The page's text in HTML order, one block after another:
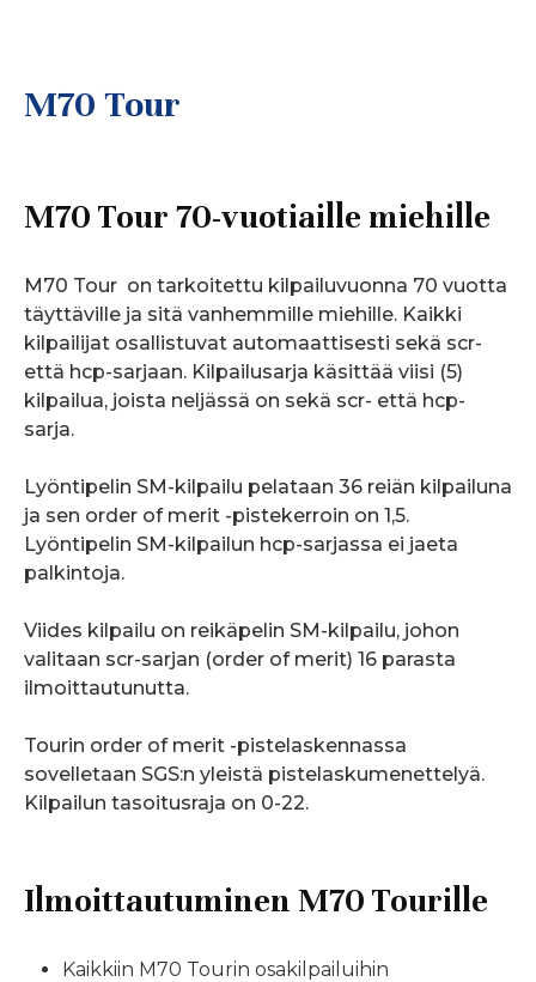
M70 Tour
M70 Tour 70-vuotiaille miehille
M70 Tour on tarkoitettu kilpailuvuonna 70 vuotta
täyttäville ja sitä vanhemmille miehille. Kaikki
kilpailijat osallistuvat automaattisesti sekä scr-
että hcp-sarjaan. Kilpailusarja käsittää viisi (5)
kilpailua, joista neljässä on sekä scr- että hcp-
sarja.
Lyöntipelin SM-kilpailu pelataan 36 reiän kilpailuna
ja sen order of merit -pistekerroin on 1,5.
Lyöntipelin SM-kilpailun hcp-sarjassa ei jaeta
palkintoja.
Viides kilpailu on reikäpelin SM-kilpailu, johon
valitaan scr-sarjan (order of merit) 16 parasta
ilmoittautunutta.
Tourin order of merit -pistelaskennassa
sovelletaan SGS:n yleistä pistelaskumenettelyä.
Kilpailun tasoitusraja on 0-22.
Ilmoittautuminen M70 Tourille
Kaikkiin M70 Tourin osakilpailuihin